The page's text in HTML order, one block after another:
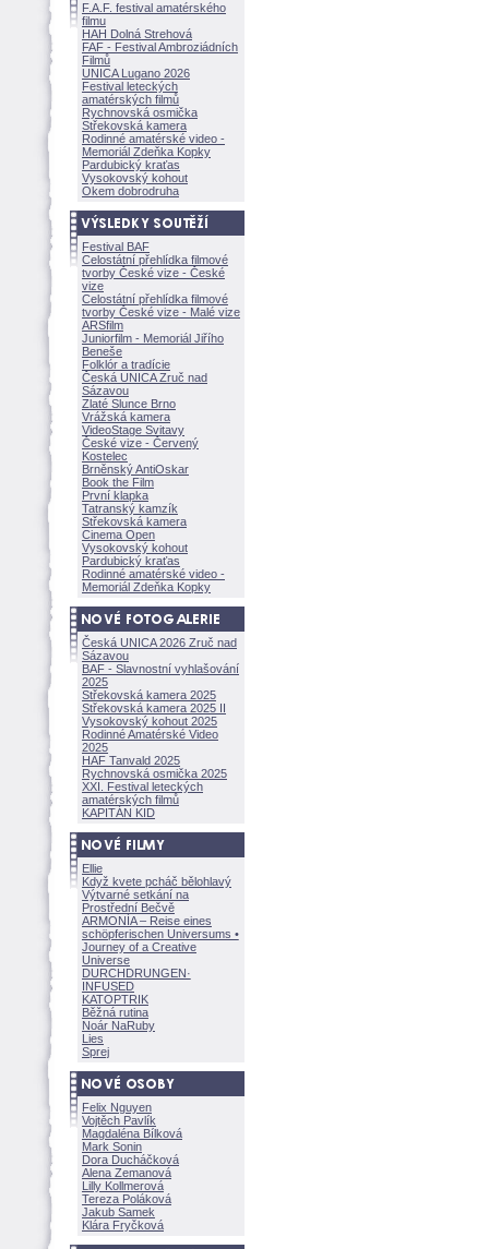
F.A.F. festival amatérského
filmu
HAH Dolná Strehov
FAF - Festival Ambroziádních
Filmů
UNICA Lugano 2026
Festival leteckých
amatérských filmů
Rychnovská osmička
Střekovská kamera
Rodinné amatérské video -
Memoriál Zdeňka Kopky
Pardubický kraťas
Vysokovský kohout
Okem dobrodruha
Festival BAF
Celostátní přehlídka filmové
tvorby České vize - České
vize
Celostátní přehlídka filmové
tvorby České vize - Malé vize
ARSfilm
Juniorfilm - Memoriál Jiřího
Beneše
Folklór a tradície
Česká UNICA Zruč nad
Sázavou
Zlaté Slunce Brno
Vrážská kamera
VideoStage Svitavy
České vize - Červený
Kostelec
Brněnský AntiOskar
Book the Film
První klapka
Tatranský kamzík
Střekovská kamera
Cinema Open
Vysokovský kohout
Pardubický kraťas
Rodinné amatérské video -
Memoriál Zdeňka Kopky
Česká UNICA 2026 Zruč nad
Sázavou
BAF - Slavnostní vyhlašování
2025
Střekovská kamera 2025
Střekovská kamera 2025 II
Vysokovský kohout 2025
Rodinné Amatérské Video
2025
HAF Tanvald 2025
Rychnovská osmička 2025
XXI. Festival leteckých
amatérských filmů
KAPITÁN KID
Ellie
Když kvete pcháč bělohlavý
Výtvarné setkání na
Prostřední Bečvě
ARMONÍA – Reise eines
schöpferischen Universums •
Journey of a Creative
Universe
DURCHDRUNGEN·
INFUSED
KATOPTRIK
Běžná rutina
Noár NaRuby
Lies
Sprej
Felix Nguyen
Vojtěch Pavlík
Magdaléna Bílkov
Mark Sonin
Dora Ducháčkov
Alena Zemanov
Lilly Kollmerov
Tereza Polákov
Jakub Samek
Klára Fryčkov